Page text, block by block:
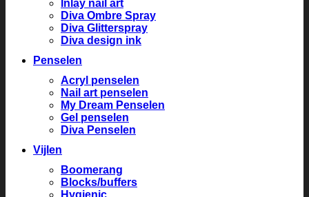
Inlay nail art
Diva Ombre Spray
Diva Glitterspray
Diva design ink
Penselen
Acryl penselen
Nail art penselen
My Dream Penselen
Gel penselen
Diva Penselen
Vijlen
Boomerang
Blocks/buffers
Hygienic